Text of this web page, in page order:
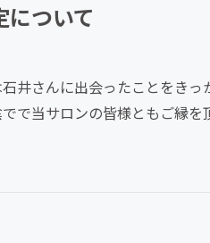
ついて
井さんに出会ったことをき
で当サロンの皆様ともご縁を